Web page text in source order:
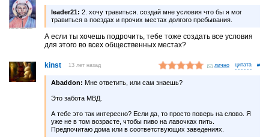
leader21: 2. хочу травиться. создай мне условия что бы я мог
травиться в поездах и прочих местах долгого пребывания.
A если ты хочешь подрочить, тебе тоже создaть все условия
для этого во всех общественных местaх?
kinst 13 лет назад лично #
Abaddon: Мне ответить, или сам знаешь?
Это забота МВД.
А тебе это так интересно? Если да, то просто поверь на слово. Я
уже не в том возрасте, чтобы пиво на лавочках пить.
Предпочитаю дома или в соответствующих заведениях.